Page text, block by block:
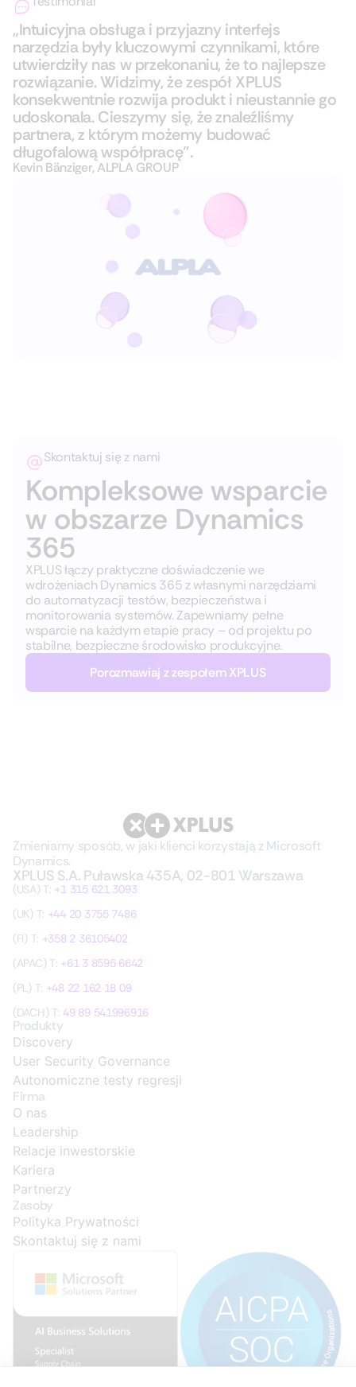
„Intuicyjna obsługa i przyjazny interfejs
narzędzia były kluczowymi czynnikami, które
utwierdziły nas w przekonaniu, że to najlepsze
rozwiązanie. Widzimy, że zespół XPLUS
konsekwentnie rozwija produkt i nieustannie go
udoskonala. Cieszymy się, że znaleźliśmy
partnera, z którym możemy budować
długofalową współpracę”.
Kevin Bänziger, ALPLA GROUP
Skontaktuj się z nami
Kompleksowe wsparcie
w obszarze Dynamics
365
XPLUS łączy praktyczne doświadczenie we
wdrożeniach Dynamics 365 z własnymi narzędziami
do automatyzacji testów, bezpieczeństwa i
monitorowania systemów. Zapewniamy pełne
wsparcie na każdym etapie pracy – od projektu po
stabilne, bezpieczne środowisko produkcyjne.
Porozmawiaj z zespołem XPLUS
Zmieniamy sposób, w jaki klienci korzystają z Microsoft
Dynamics.
XPLUS S.A. Puławska 435A, 02-801 Warszawa
(USA) T: +1 315 621 3093
(UK) T: +44 20 3755 7486
(FI) T: +358 2 36105402
(APAC) T: +61 3 8595 6642
(PL) T: +48 22 162 18 09
(DACH) T: 49 89 541996916
Produkty
Discovery
User Security Governance
Autonomiczne testy regresji
Firma
O nas
Leadership
Relacje inwestorskie
Kariera
Partnerzy
Zasoby
Polityka Prywatności
Skontaktuj się z nami